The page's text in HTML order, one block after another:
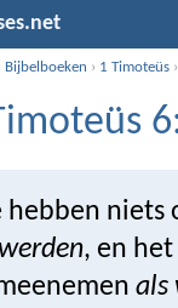
Bijbelboeken › 1 Timoteüs
hebben niets
, en
als